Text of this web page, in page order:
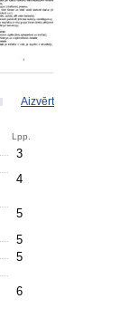
Aizvērt
Lpp.
3
4
5
5
5
6